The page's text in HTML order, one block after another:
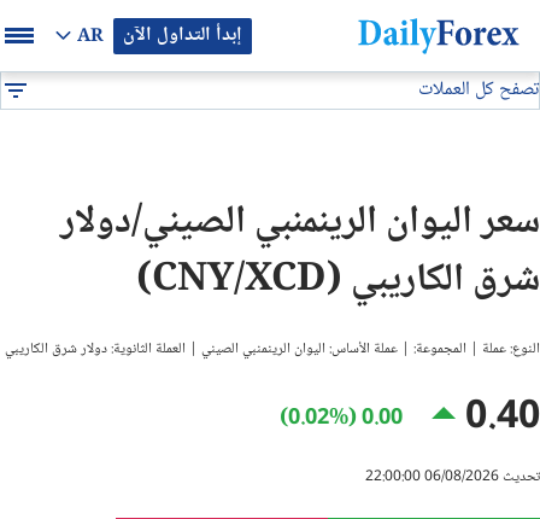
إبدأ التداول الآن AR
بيان إعلاني
تصفح كل العملات
GBP/USD
USD/JPY
USD/CAD
USD/CHF
سعر اليوان الرينمنبي الصيني/دولار
شرق الكاريبي (CNY/XCD)
النوع: عملة | المجموعة: | عملة الأساس: اليوان الرينمنبي الصيني | العملة الثانوية: دولار شرق الكاريبي
0.40
0.00 (0.02%)
تحديث 06/08/2026 22:00:00